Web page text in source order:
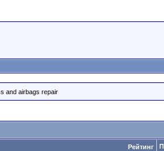
and airbags repair
Рейтинг